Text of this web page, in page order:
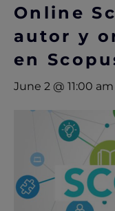
Online
autor y
en
June 2 @ 11:00 am